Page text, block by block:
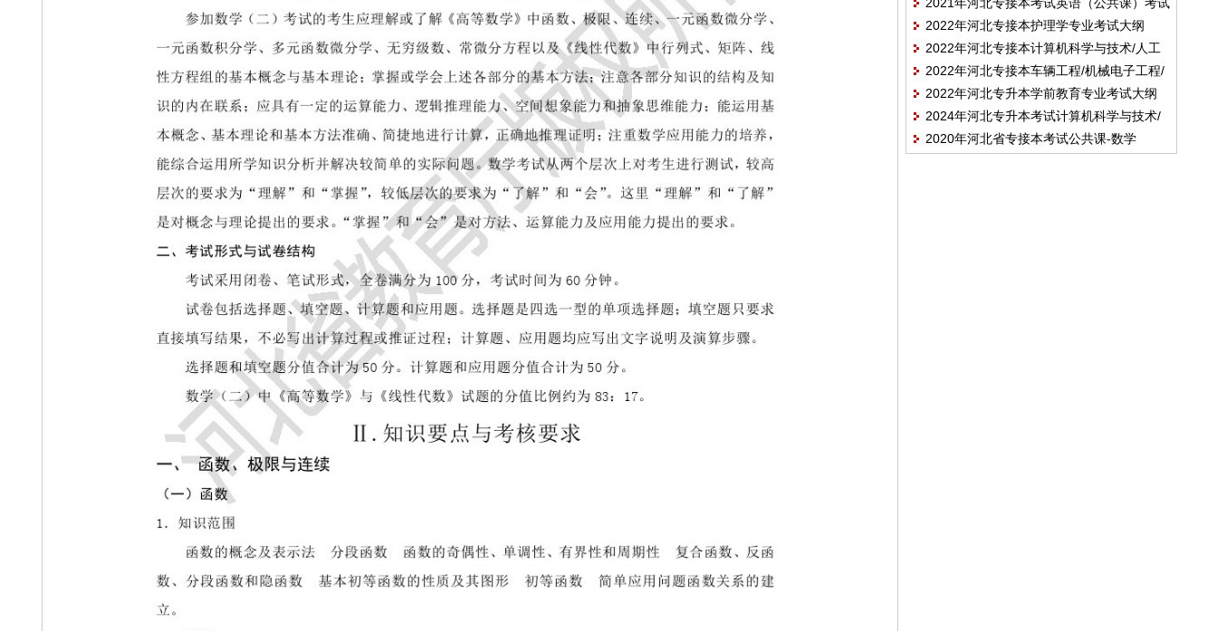
大纲
2022年河北专接本护理学专业考试大纲
2022年河北专接本计算机科学与技术/人工
智能/软件工程/数据科学与大数据技术/网络
工程/物联网工程/信息管理与信息系统专业
考试说明
2022年河北专接本车辆工程/机械电子工程/
机械工程/机械设计制造及 其自动化/汽车服
务工程专业考试大纲
2022年河北专升本学前教育专业考试大纲
2024年河北专升本考试计算机科学与技术/
大数据管理与应用/人工智能/软件工程/网络
2020年河北省专接本考试公共课-数学